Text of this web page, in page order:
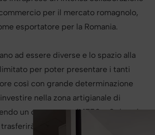
per il mercato romagnolo,
esportatore per la Romania.
ad essere diverse e lo spazio alla
per poter presentare i tanti
così con grande determinazione
nella zona artigianale di
un capannone di 1750 m2 dove la
dando vita all’AMANTINI